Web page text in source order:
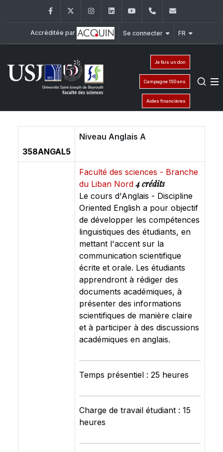
FacebookTwitter InstagramLinkedInYouTube+961 (1) 421 368
Accréditée par Se connecter FR
Je fais un don
Campagne 150 ans
Aides financières
358ANGAL5
Niveau Anglais A
Faculté des sciences - Branche
du Liban Nord4 crédits
Le cours d'Anglais - Discipline
Oriented English a pour objectif
de développer les compétences
linguistiques des étudiants, en
mettant l'accent sur la
communication scientifique
écrite et orale. Les étudiants
apprendront à rédiger des
documents académiques, à
présenter des informations
scientifiques de manière claire
et à participer à des discussions
académiques en anglais.
Temps présentiel : 25 heures
Charge de travail étudiant : 15
heures